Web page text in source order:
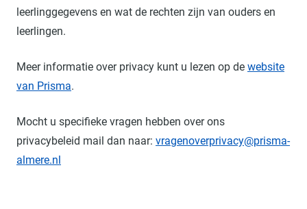
leerlinggegevens en wat de rechten zijn van ouders en
leerlingen.
Meer informatie over privacy kunt u lezen op de website
van Prisma.
Mocht u specifieke vragen hebben over ons
privacybeleid mail dan naar: vragenoverprivacy@prisma-
almere.nl